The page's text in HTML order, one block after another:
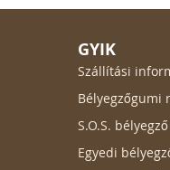
GYIK
Szállítási
Bélyegzőgumi
S.O.S.
Egyedi